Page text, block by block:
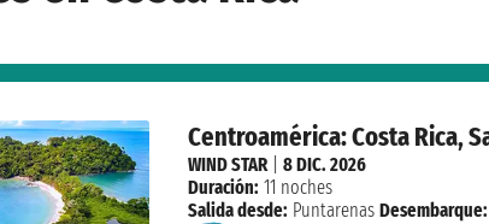
Centroamérica: Costa Rica,
WIND STAR|8 DIC. 2026
Duración: 11 noches
Salida desde: Puntarenas Desembarque: